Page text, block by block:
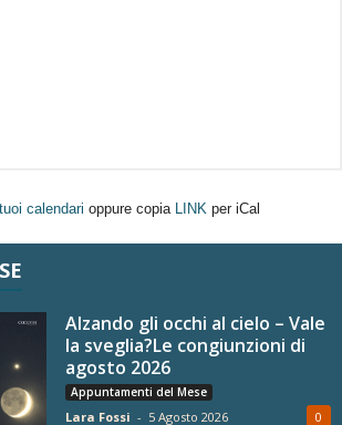
calendari oppure copia LINK per iCal
Alzando gli occhi al cielo – Vale
la sveglia?Le congiunzioni di
agosto 2026
Appuntamenti del Mese
Lara Fossi - 5 Agosto 2026 0